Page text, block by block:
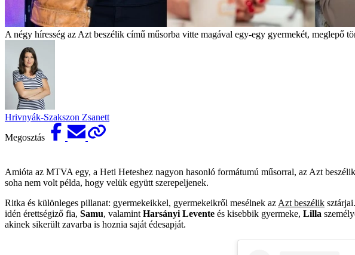
A négy híresség az Azt beszélik című műsorba vitte magával egy-egy gyermekét, meglepő
Hrivnyák-Szakszon Zsanett
Megosztás
Amióta az MTVA egy, a Heti Heteshez nagyon hasonló formátumú műsorral, az Azt
soha nem volt példa, hogy velük együtt szerepeljenek.
Ritka és különleges pillanat: gyermekeikkel, gyermekeikről mesélnek az Azt beszélik sztárjai.
idén érettségiző fia, Samu, valamint Harsányi Levente és kisebbik gyermeke, Lilla
akinek sikerült zavarba is hoznia saját édesapját.